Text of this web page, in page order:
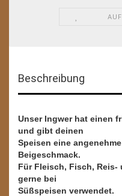
Beschreibung
Unser Ingwer hat einen
und gibt deinen
Speisen eine
Beigeschmack.
Für Fleisch, Fisch, Reis-
gerne bei
Süßspeisen verwendet.